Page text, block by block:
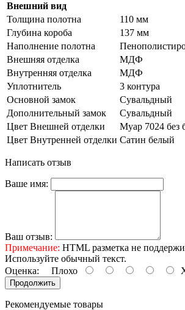
Внешний вид
Толщина полотна
110 мм
Глубина короба
137 мм
Наполнение полотна
Внешняя отделка
МДФ
Внутренняя отделка
МДФ
Уплотнитель
3 контура
Основной замок
Сувальдный
Дополнительный замок
Сувальдный
Цвет Внешней отделки
Муар 7024 без
Цвет Внутренней отделки Сатин белый
Написать отзыв
Ваше имя:
Ваш отзыв:
Примечание: HTML разметка не
Используйте обычный текст.
Оценка: Плохо
Продолжить
Рекомендуемые товары